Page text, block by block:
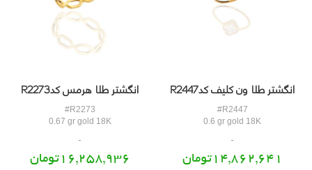
انگشتر طلا ون کلیف کدR2447
#R2447
0.6 gr gold 18K
14,862,641تومان
انگشتر طلا هرمس کدR2273
#R2273
0.67 gr gold 18K
16,258,936تومان